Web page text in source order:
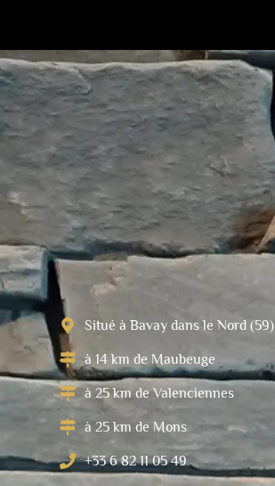
Situé à Bavay dans le Nord (59)
à 14 km de Maubeuge
à 25 km de Valenciennes
à 25 km de Mons
+33 6 82 11 05 49